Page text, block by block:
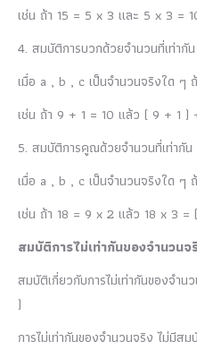
เช่น ถ้า 15 = 5 x 3 และ 5 x 3 =
4. สมบัติการบวกด้วยจำนวนที่เท่ากัน
เมื่อ a , b , c เป็นจำนวนจริงใด
เช่น ถ้า 9 + 1 = 10 แล้ว ( 9 + 1
5. สมบัติการคูณด้วยจำนวนที่เท่ากัน
เมื่อ a , b , c เป็นจำนวนจริงใด ๆ
เช่น ถ้า 18 = 9 x 2 แล้ว 18 x 3
สมบัติการไม่เท่ากันของจำนวนจ
สมบัติเกี่ยวกับการไม่เท่ากันของจ
)
การไม่เท่ากันของจำนวนจริง ไม่มี